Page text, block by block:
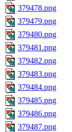
379478.png
379479.png
379480.png
379481.png
379482.png
379483.png
379484.png
379485.png
379486.png
379487.png